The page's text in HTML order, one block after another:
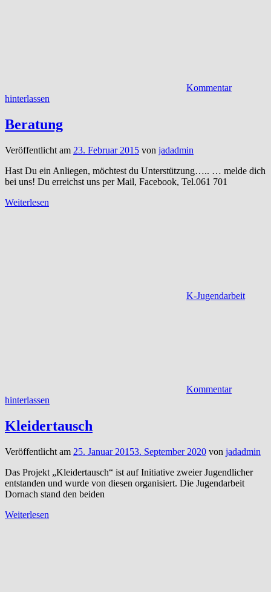
Kommentar
hinterlassen
Beratung
Veröffentlicht am 23. Februar 2015 von jadadmin
Hast Du ein Anliegen, möchtest du Unterstützung….. … melde dich
bei uns! Du erreichst uns per Mail, Facebook, Tel.061 701
Weiterlesen
K-Jugendarbeit
Kommentar
hinterlassen
Kleidertausch
Veröffentlicht am 25. Januar 20153. September 2020 von jadadmin
Das Projekt „Kleidertausch“ ist auf Initiative zweier Jugendlicher
entstanden und wurde von diesen organisiert. Die Jugendarbeit
Dornach stand den beiden
Weiterlesen